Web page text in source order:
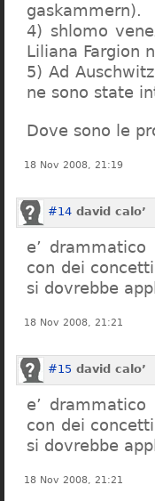
gaskammern).
4) shlomo
Liliana Fargion
5) Ad
ne sono state
Dove sono le
18 Nov 2008, 21:19
#14 david calo’
e’
con dei
si dovrebbe
18 Nov 2008, 21:21
#15 david calo’
e’
con dei
si dovrebbe
18 Nov 2008, 21:21